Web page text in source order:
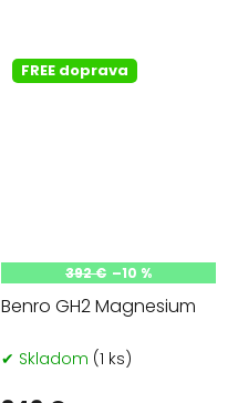
FREE doprava
392 € –10 %
Benro GH2 Magnesium
✔ Skladom (1 ks)